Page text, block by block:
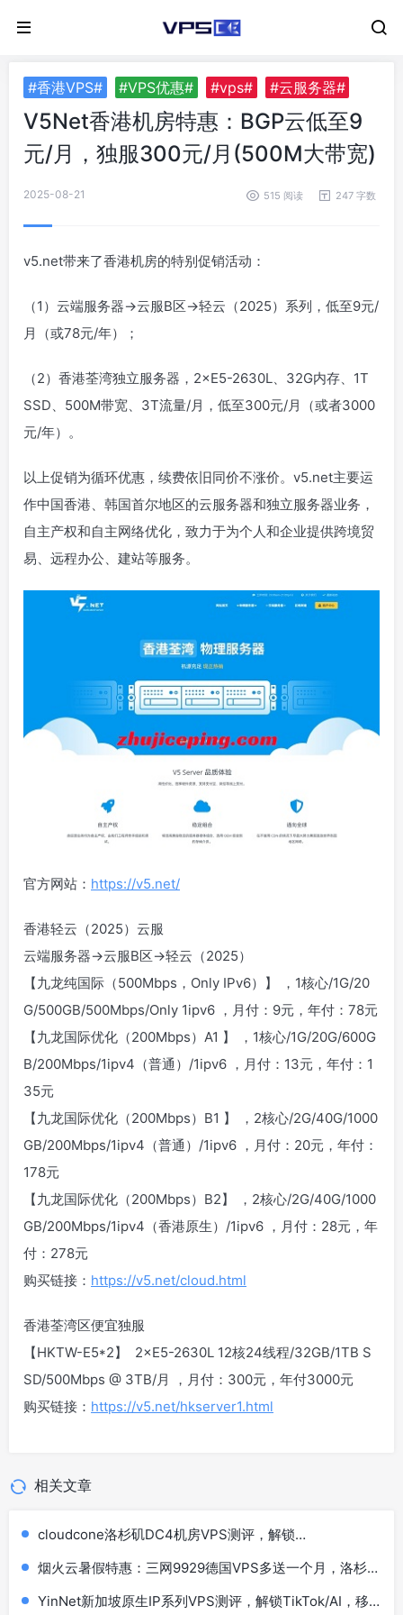
#香港VPS# #VPS优惠# #vps# #云服务器#
V5Net香港机房特惠：BGP云低至9
元/月，独服300元/月(500M大带宽)
2025-08-21 515 阅读 247 字数
v5.net带来了香港机房的特别促销活动：
（1）云端服务器->云服B区->轻云（2025）系列，低至9元/
月（或78元/年）；
（2）香港荃湾独立服务器，2×E5-2630L、32G内存、1T
SSD、500M带宽、3T流量/月，低至300元/月（或者3000
元/年）。
以上促销为循环优惠，续费依旧同价不涨价。v5.net主要运
作中国香港、韩国首尔地区的云服务器和独立服务器业务，
自主产权和自主网络优化，致力于为个人和企业提供跨境贸
易、远程办公、建站等服务。
官方网站： https://v5.net/
香港轻云（2025）云服
云端服务器->云服B区->轻云（2025）
【九龙纯国际（500Mbps，Only IPv6）】 ，1核心/1G/20
G/500GB/500Mbps/Only 1ipv6 ，月付：9元，年付：78元
【九龙国际优化（200Mbps）A1 】 ，1核心/1G/20G/600G
B/200Mbps/1ipv4（普通）/1ipv6 ，月付：13元，年付：1
35元
【九龙国际优化（200Mbps）B1 】 ，2核心/2G/40G/1000
GB/200Mbps/1ipv4（普通）/1ipv6 ，月付：20元，年付：
178元
【九龙国际优化（200Mbps）B2】 ，2核心/2G/40G/1000
GB/200Mbps/1ipv4（香港原生）/1ipv6 ，月付：28元，年
付：278元
购买链接： https://v5.net/cloud.html
香港荃湾区便宜独服
【HKTW-E5*2】 2×E5-2630L 12核24线程/32GB/1TB S
SD/500Mbps @ 3TB/月 ，月付：300元，年付3000元
购买链接： https://v5.net/hkserver1.html
相关文章
cloudcone洛杉矶DC4机房VPS测评，解锁
烟火云暑假特惠：三网9929德国VPS多送一个月，洛杉
YinNet新加坡原生IP系列VPS测评，解锁TikTok/AI，移